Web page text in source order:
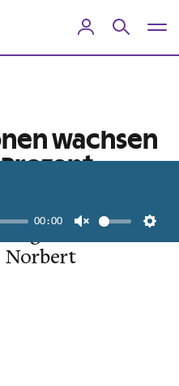
00:00
Unmute
wachsen
Martin
Norbert